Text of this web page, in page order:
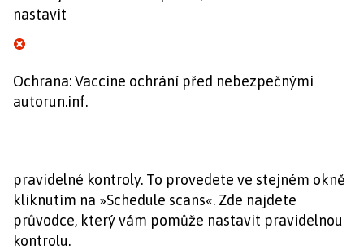
nastavit
Ochrana: Vaccine ochrání před nebezpečnými
autorun.inf.
pravidelné kontroly. To provedete ve stejném okně
kliknutím na »Schedule scans«. Zde najdete
průvodce, který vám pomůže nastavit pravidelnou
kontrolu.